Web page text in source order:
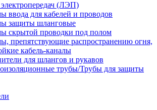
(ЛЭП)
ввода для кабелей и проводов
защиты шланговые
скрытой проводки под полом
препятствующие распространению огня,
кабель-каналы
для шлангов и рукавов
трубы/Трубы для защиты